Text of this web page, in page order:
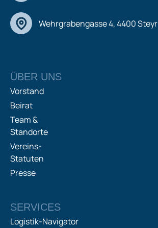
Wehrgrabengasse 4, 4400 Steyr
ÜBER UNS
Vorstand
Beirat
Team &
Standorte
Vereins-
Statuten
Presse
SERVICES
Logistik-Navigator